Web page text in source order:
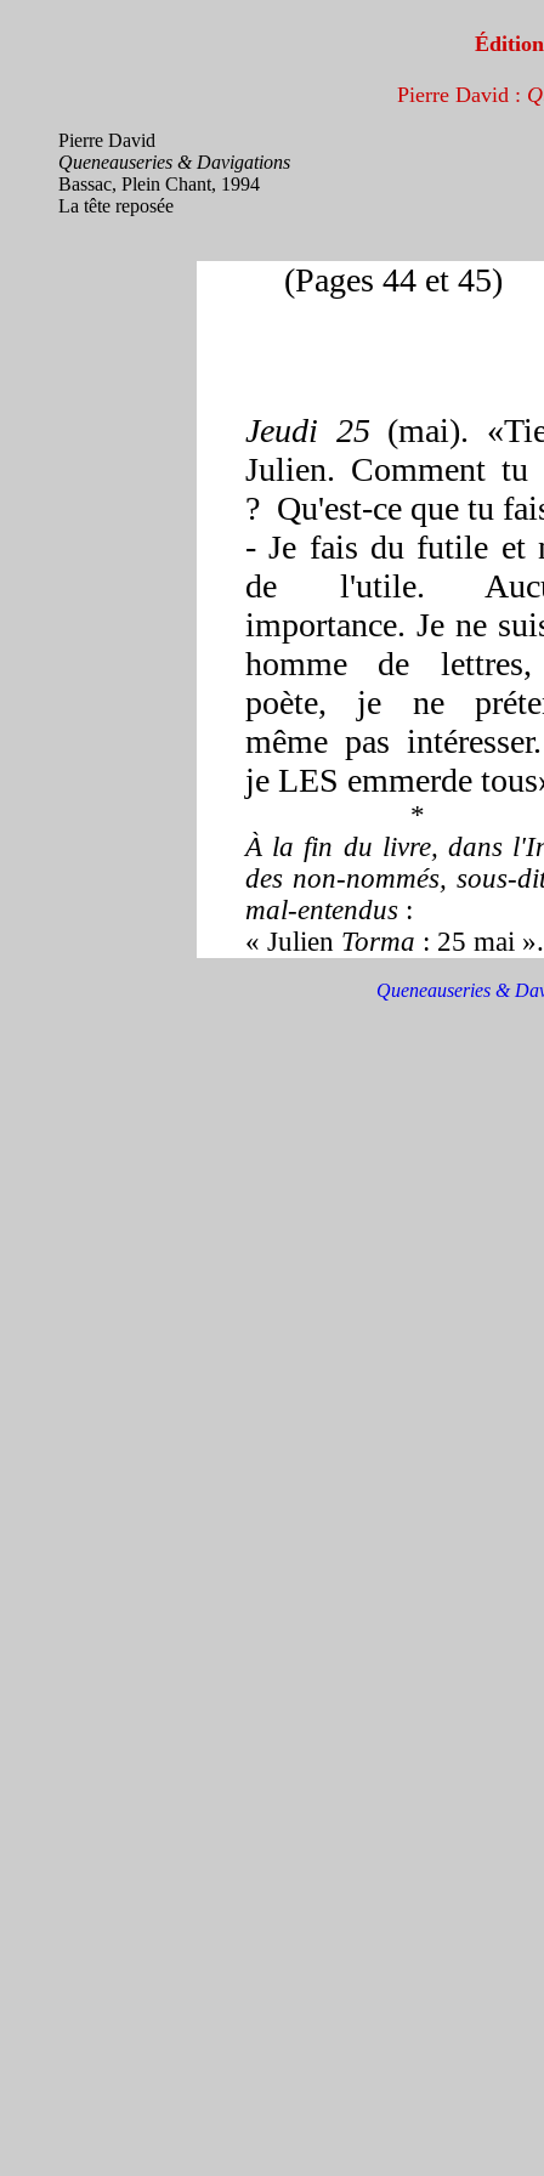
Pierre David :
Pierre David
Queneauseries & Davigations
Bassac, Plein Chant, 1994
La tête reposée
(Pages 44 et 45)
Jeudi 25 (mai).
Julien. Comment tu
? Qu'est-ce que tu
- Je fais du futile et
de l'utile.
importance. Je ne
homme de
poète, je ne
même pas
je LES emmerde tous
*
À la fin du livre, dans
des non-nommés, sous-
mal-entendus :
« Julien Torma : 25 mai ».
Queneauseries &